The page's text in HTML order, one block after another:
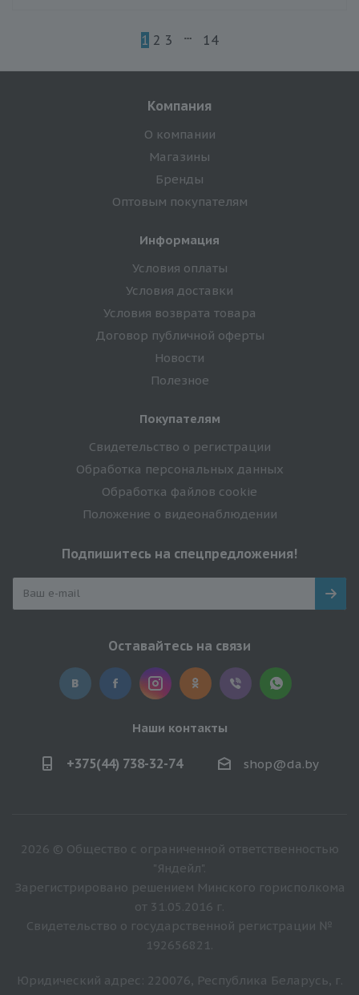
1 2 3 14
Компания
О компании
Магазины
Бренды
Оптовым покупателям
Информация
Условия оплаты
Условия доставки
Условия возврата товара
Договор публичной оферты
Новости
Полезное
Покупателям
Свидетельство о регистрации
Обработка персональных данных
Обработка файлов cookie
Положение о видеонаблюдении
Подпишитесь на спецпредложения!
Оставайтесь на связи
Наши контакты
+375(44) 738-32-74 shop@da.by
2026 © Общество с ограниченной ответственностью
"Яндейл".
Зарегистрировано решением Минского горисполкома
от 31.05.2016 г.
Свидетельство о государственной регистрации №
192656821.
Юридический адрес: 220076, Республика Беларусь, г.